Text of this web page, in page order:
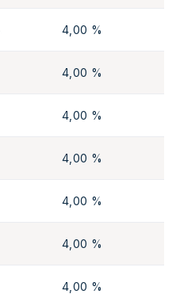
4,00 %
4,00 %
4,00 %
4,00 %
4,00 %
4,00 %
4,00 %